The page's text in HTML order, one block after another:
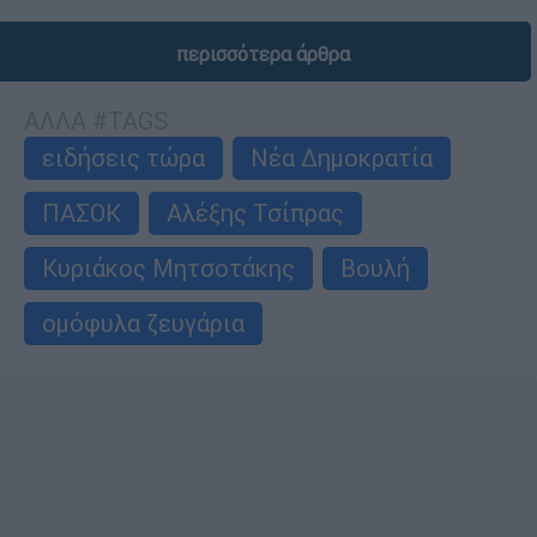
περισσότερα άρθρα
ειδήσεις τώρα
Νέα Δημοκρατία
ΠΑΣΟΚ
Αλέξης Τσίπρας
Κυριάκος Μητσοτάκης
Βουλή
ομόφυλα ζευγάρια